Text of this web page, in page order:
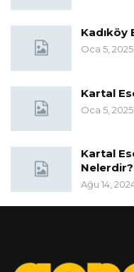
Kadıköy
Oca 5, 2025
Kartal
Oca 5, 2025
Kartal
Nelerdir?
Ağu 14,